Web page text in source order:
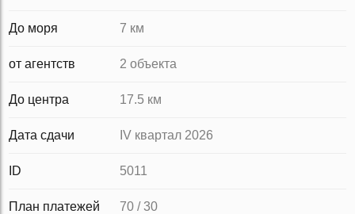
До моря 7 км
от агентств 2 объекта
До центра 17.5 км
Дата сдачи IV квартал 2026
ID 5011
План платежей 70 / 30